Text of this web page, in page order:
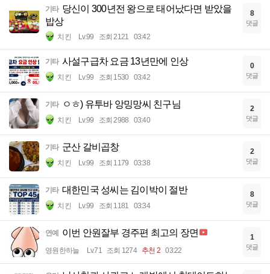
기타 당신이 300년전 왕으로 태어났다면 받았을
밥상
치킨 Lv.99 조회 2121 03:42
8
댓글
기타 사설구급차 요금 13년만에 인상
치킨 Lv.99 조회 1530 03:42
0
댓글
기타 ㅇㅎ) 유투바 앙밍망씨 친구님
치킨 Lv.99 조회 2988 03:40
2
댓글
기타 군산 갈비곱창
치킨 Lv.99 조회 1179 03:38
2
댓글
기타 대한민국 성씨는 김이박이 절반
치킨 Lv.99 조회 1181 03:34
8
댓글
연예 이번 안원잘부 경주편 최고의 장면
영원한하늘 Lv.71 조회 1274 추천 2 03:22
1
댓글